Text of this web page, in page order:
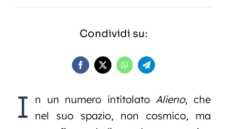
Condividi su:
I n un numero intitolato Alieno, che
nel suo spazio, non cosmico, ma